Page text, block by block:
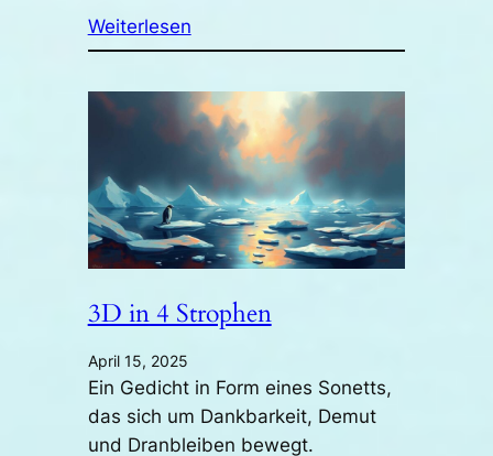
Weiterlesen
3D in 4 Strophen
April 15, 2025
Ein Gedicht in Form eines Sonetts,
das sich um Dankbarkeit, Demut
und Dranbleiben bewegt.